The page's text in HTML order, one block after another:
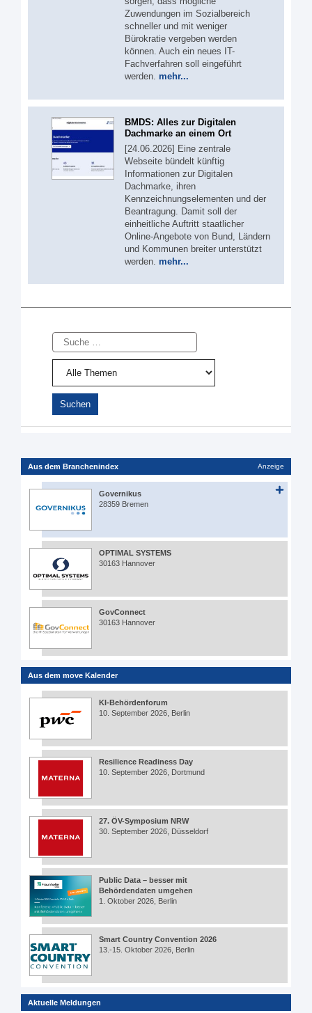
Zuwendungen im Sozialbereich
schneller und mit weniger
Bürokratie vergeben werden
können. Auch ein neues IT-
Fachverfahren soll eingeführt
werden. mehr...
BMDS: Alles zur Digitalen
Dachmarke an einem Ort
[24.06.2026] Eine zentrale
Webseite bündelt künftig
Informationen zur Digitalen
Dachmarke, ihren
Kennzeichnungselementen und der
Beantragung. Damit soll der
einheitliche Auftritt staatlicher
Online-Angebote von Bund, Ländern
und Kommunen breiter unterstützt
werden. mehr...
Suche
Aus dem Branchenindex Anzeige
Governikus
28359 Bremen
OPTIMAL SYSTEMS
30163 Hannover
GovConnect
30163 Hannover
Aus dem move Kalender
KI-Behördenforum
10. September 2026, Berlin
Resilience Readiness Day
10. September 2026, Dortmund
27. ÖV-Symposium NRW
30. September 2026, Düsseldorf
Public Data – besser mit
Behördendaten umgehen
1. Oktober 2026, Berlin
Smart Country Convention 2026
13.-15. Oktober 2026, Berlin
Aktuelle Meldungen